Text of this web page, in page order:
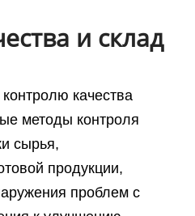
и склад
качества
методы контроля
сырья,
продукции,
проблем с